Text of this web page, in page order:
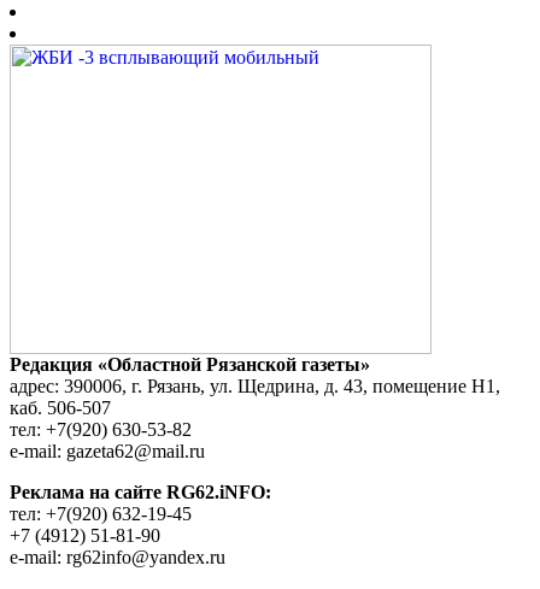
Редакция «Областной Рязанской газеты»
адрес: 390006, г. Рязань, ул. Щедрина, д. 43, помещение Н1,
каб. 506-507
тел: +7(920) 630-53-82
e-mail: gazeta62@mail.ru
Реклама на сайте RG62.iNFO:
тел: +7(920) 632-19-45
+7 (4912) 51-81-90
e-mail: rg62info@yandex.ru